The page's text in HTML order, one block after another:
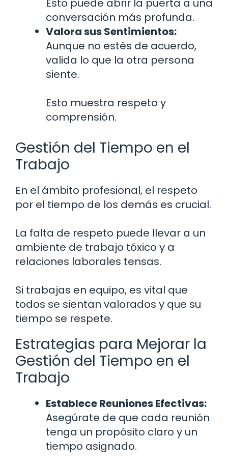
Esto puede abrir la puerta a una
conversación más profunda.
Valora sus Sentimientos:
Aunque no estés de acuerdo,
valida lo que la otra persona
siente.
Esto muestra respeto y
comprensión.
Gestión del Tiempo en el
Trabajo
En el ámbito profesional, el respeto
por el tiempo de los demás es crucial.
La falta de respeto puede llevar a un
ambiente de trabajo tóxico y a
relaciones laborales tensas.
Si trabajas en equipo, es vital que
todos se sientan valorados y que su
tiempo se respete.
Estrategias para Mejorar la
Gestión del Tiempo en el
Trabajo
Establece Reuniones Efectivas:
Asegúrate de que cada reunión
tenga un propósito claro y un
tiempo asignado.